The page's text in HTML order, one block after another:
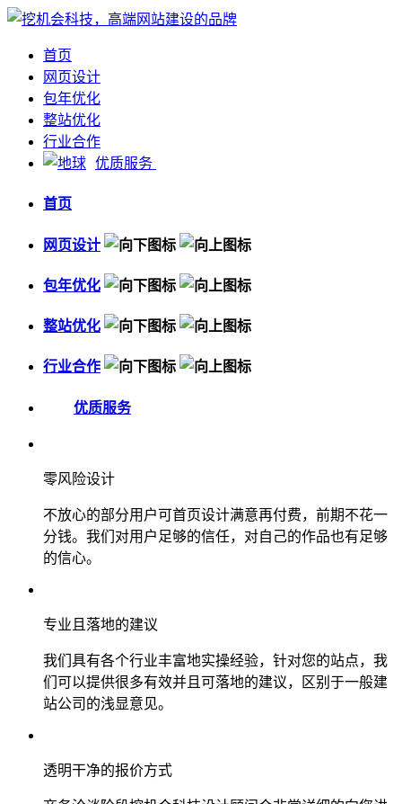
首页
网页设计
包年优化
整站优化
行业合作
优质服务
首页
网页设计
包年优化
整站优化
行业合作
优质服务
零风险设计
不放心的部分用户可首页设计满意再付费，前期不花一
分钱。我们对用户足够的信任，对自己的作品也有足够
的信心。
专业且落地的建议
我们具有各个行业丰富地实操经验，针对您的站点，我
们可以提供很多有效并且可落地的建议，区别于一般建
站公司的浅显意见。
透明干净的报价方式